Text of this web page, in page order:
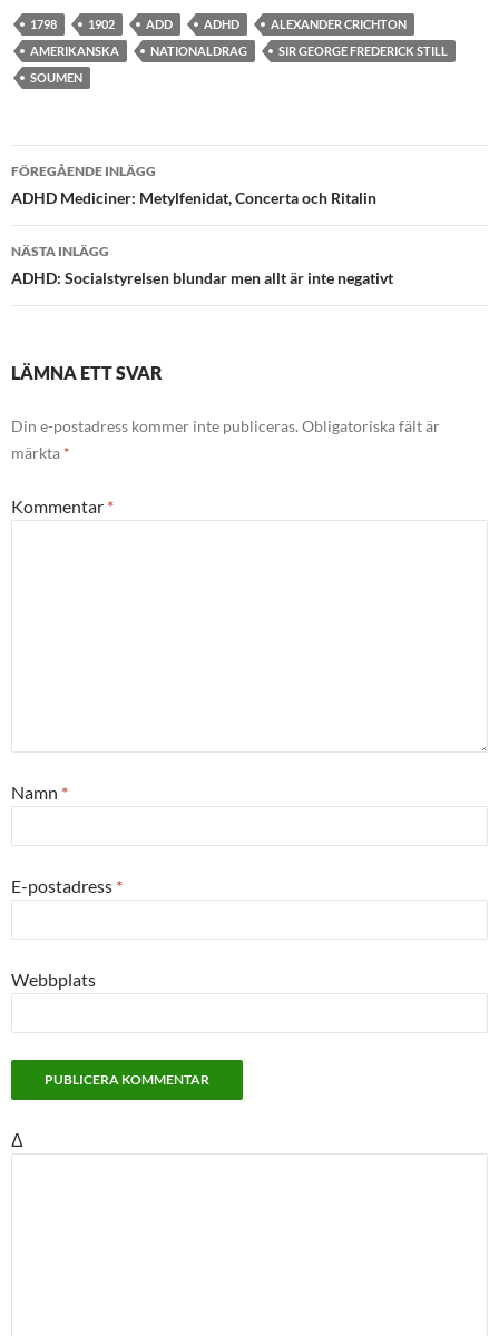
1798 1902 ADD ADHD
ALEXANDER CRICHTON
AMERIKANSKA
NATIONALDRAG
SIR GEORGE FREDERICK STILL
SOUMEN
Inläggsnavigering
FÖREGÅENDE INLÄGG
ADHD Mediciner: Metylfenidat, Concerta och Ritalin
NÄSTA INLÄGG
ADHD: Socialstyrelsen blundar men allt är inte negativt
LÄMNA ETT SVAR
Din e-postadress kommer inte publiceras. Obligatoriska fält är
märkta *
Kommentar *
Namn *
E-postadress *
Webbplats
Δ